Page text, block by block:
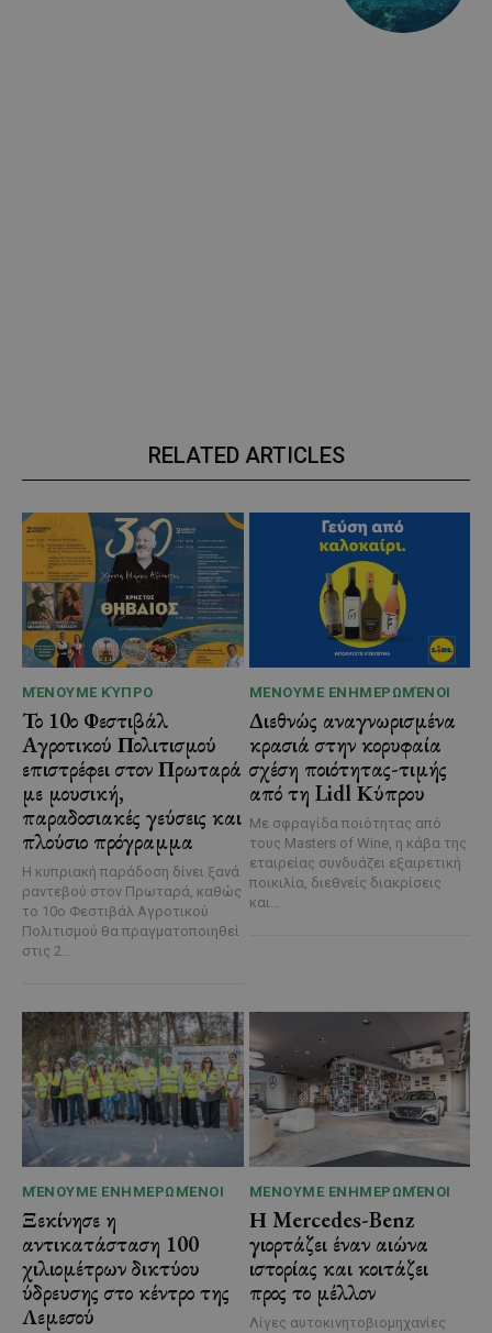
RELATED ARTICLES
ΜΈΝΟΥΜΕ ΚΎΠΡΟ
Το 10ο Φεστιβάλ
Αγροτικού Πολιτισμού
επιστρέφει στον Πρωταρά
με μουσική,
παραδοσιακές γεύσεις και
πλούσιο πρόγραμμα
Η κυπριακή παράδοση δίνει ξανά
ραντεβού στον Πρωταρά, καθώς
το 10ο Φεστιβάλ Αγροτικού
Πολιτισμού θα πραγματοποιηθεί
στις 2...
ΜΈΝΟΥΜΕ ΕΝΗΜΕΡΩΜΈΝΟΙ
Διεθνώς αναγνωρισμένα
κρασιά στην κορυφαία
σχέση ποιότητας-τιμής
από τη Lidl Κύπρου
Με σφραγίδα ποιότητας από
τους Masters of Wine, η κάβα της
εταιρείας συνδυάζει εξαιρετική
ποικιλία, διεθνείς διακρίσεις
και...
ΜΈΝΟΥΜΕ ΕΝΗΜΕΡΩΜΈΝΟΙ
Ξεκίνησε η
αντικατάσταση 100
χιλιομέτρων δικτύου
ύδρευσης στο κέντρο της
Λεμεσού
ΜΈΝΟΥΜΕ ΕΝΗΜΕΡΩΜΈΝΟΙ
Η Mercedes-Benz
γιορτάζει έναν αιώνα
ιστορίας και κοιτάζει
προς το μέλλον
Λίγες αυτοκινητοβιομηχανίες